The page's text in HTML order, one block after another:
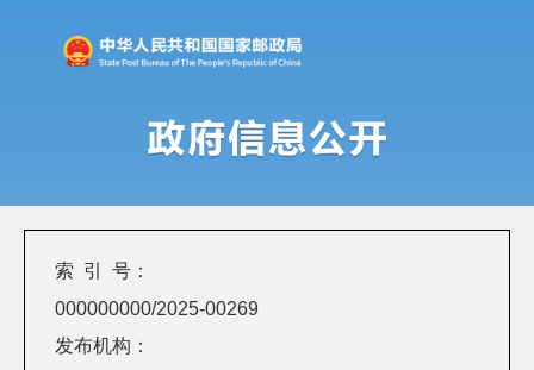
索 引 号：
000000000/2025-00269
发布机构：